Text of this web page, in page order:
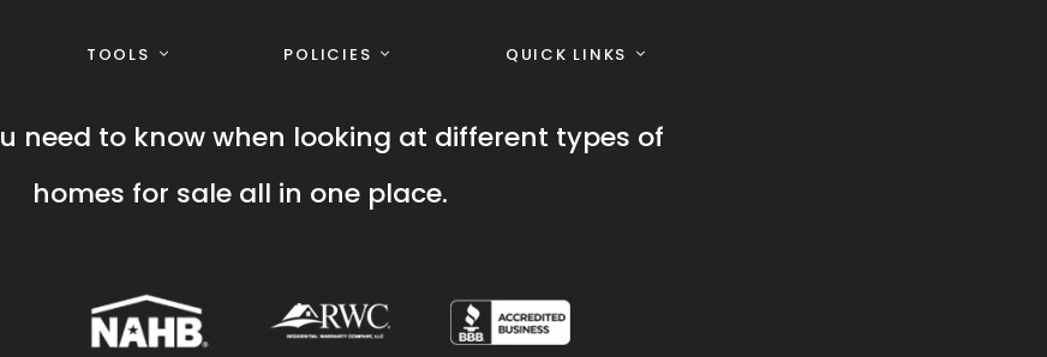
TOOLS POLICIES QUICK LINKS
need to know when looking at different types of
homes for sale all in one place.